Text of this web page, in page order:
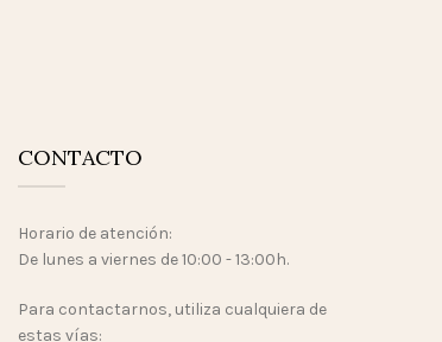
CONTACTO
Horario de atención:
De lunes a viernes de 10:00 - 13:00h.
Para contactarnos, utiliza cualquiera de
estas vías: